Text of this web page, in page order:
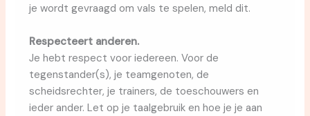
je wordt gevraagd om vals te spelen, meld dit.
Respecteert anderen.
Je hebt respect voor iedereen. Voor de
tegenstander(s), je teamgenoten, de
scheidsrechter, je trainers, de toeschouwers en
ieder ander. Let op je taalgebruik en hoe je je aan